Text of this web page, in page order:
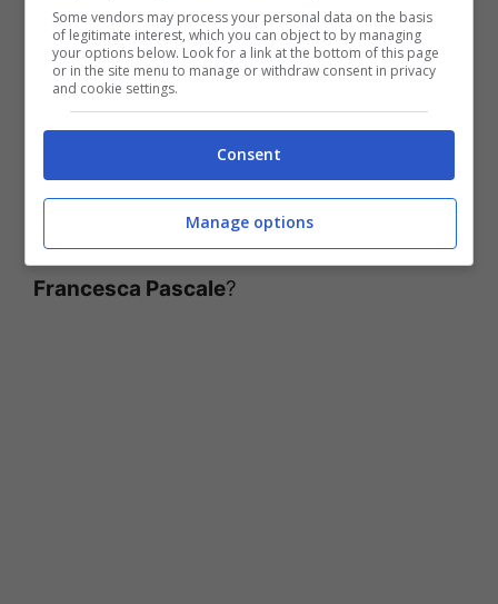
dell’Arena di Verona un’esilarante
imitazione diBelen Rodriguez. La
riproporrà anche sabato sera, alla
presenza diEmma,ormai presissima dal
suo nuovo flirt con Marco Bocci, oppure
opterà per una delle sue celebri
interpretazioni diNicole Minettio di
Francesca Pascale?
Some vendors may process your personal data on the basis
of legitimate interest, which you can object to by managing
your options below. Look for a link at the bottom of this page
or in the site menu to manage or withdraw consent in privacy
and cookie settings.
Consent
Manage options